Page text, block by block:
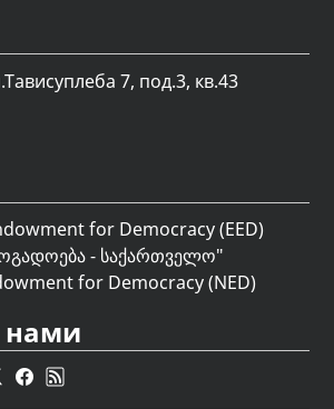
7, под.3, кв.43
for Democracy (EED)
- საქართველო"
for Democracy (NED)
нами